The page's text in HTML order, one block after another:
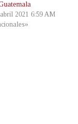
2021 6:59 AM